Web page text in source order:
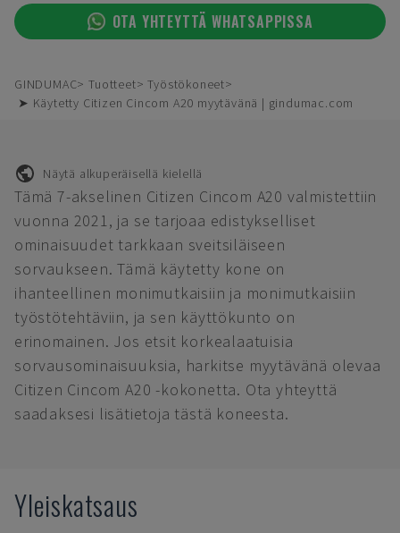
OTA YHTEYTTÄ WHATSAPPISSA
GINDUMAC Tuotteet
Työstökoneet
➤ Käytetty Citizen Cincom A20 myytävänä | gindumac.com
Näytä alkuperäisellä kielellä
Tämä 7-akselinen Citizen Cincom A20 valmistettiin
vuonna 2021, ja se tarjoaa edistykselliset
ominaisuudet tarkkaan sveitsiläiseen
sorvaukseen. Tämä käytetty kone on
ihanteellinen monimutkaisiin ja monimutkaisiin
työstötehtäviin, ja sen käyttökunto on
erinomainen. Jos etsit korkealaatuisia
sorvausominaisuuksia, harkitse myytävänä olevaa
Citizen Cincom A20 -kokonetta. Ota yhteyttä
saadaksesi lisätietoja tästä koneesta.
Yleiskatsaus